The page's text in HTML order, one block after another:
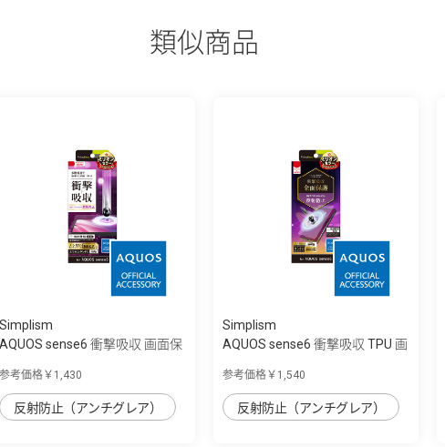
類似商品
Simplism
AQUOS sense6 衝撃吸収 画面保
参考価格￥1,430
反射防止（アンチグレア）
Simplism
AQUOS sense6 衝撃吸収 TPU 画
参考価格￥1,540
反射防止（アンチグレア）